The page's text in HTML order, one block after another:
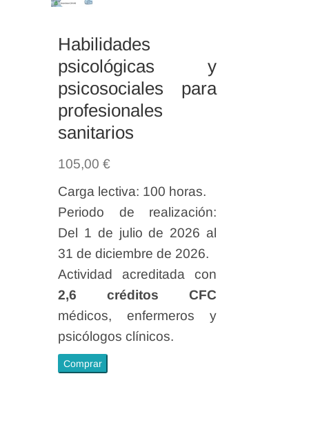
Habilidades
psicológicas y
psicosociales para
profesionales
sanitarios
105,00 €
Carga lectiva: 100 horas.
Periodo de realización:
Del 1 de julio de 2026 al
31 de diciembre de 2026.
Actividad acreditada con
2,6 créditos CFC
médicos, enfermeros y
psicólogos clínicos.
Habilidades
Comprar